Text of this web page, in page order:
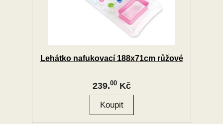
Lehátko nafukovací 188x71cm růžové
239.00Kč